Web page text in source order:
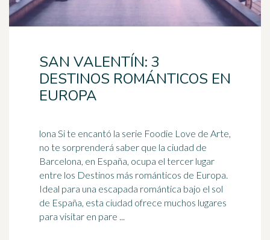
SAN VALENTÍN: 3
DESTINOS ROMÁNTICOS EN
EUROPA
lona Si te encantó la serie Foodie Love de Arte,
no te sorprenderá saber que la ciudad de
Barcelona, en España, ocupa el tercer lugar
entre los Destinos más románticos de Europa.
Ideal para una escapada romántica bajo el sol
de España, esta ciudad ofrece muchos lugares
para visitar en pare ...